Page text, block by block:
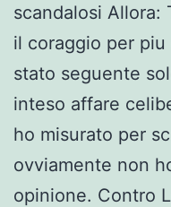
scandalosi Allora:
il coraggio per
stato seguente
inteso affare
ho misurato per
ovviamente non
opinione. Contro